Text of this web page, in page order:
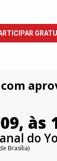
às
do
Brasília)